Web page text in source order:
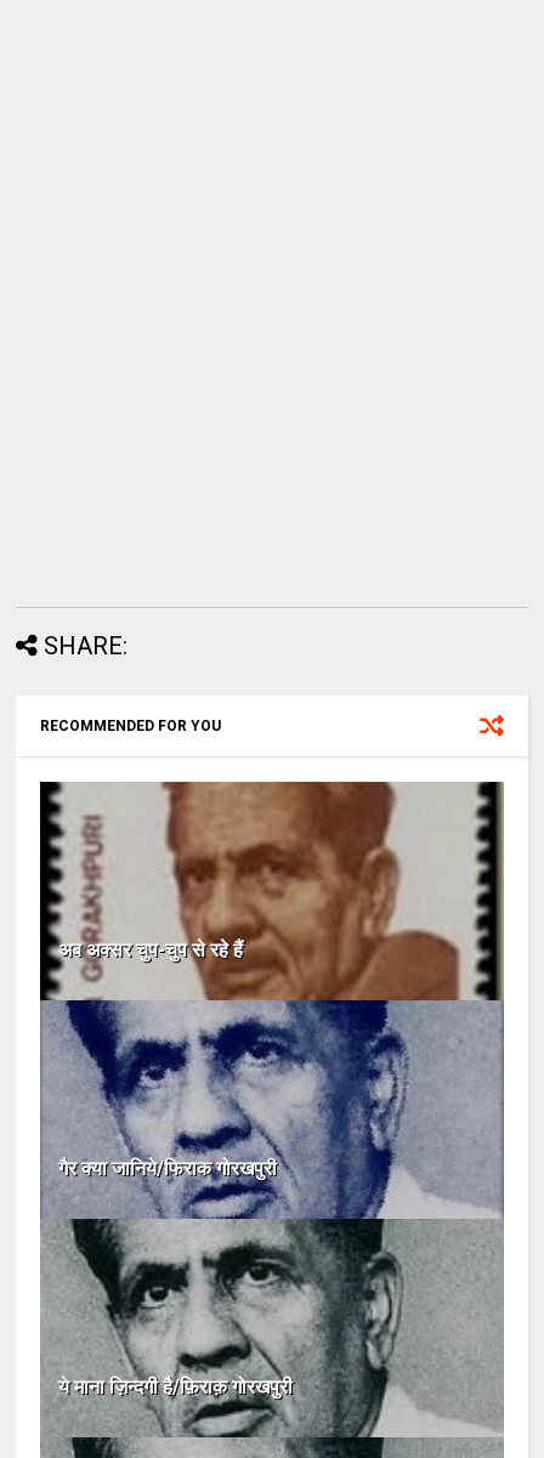
SHARE:
RECOMMENDED FOR YOU
अब अक्सर चुप-चुप से रहे हैं
गैर क्या जानिये/फिराक गोरखपुरी
ये माना ज़िन्दगी है/फ़िराक़ गोरखपुरी